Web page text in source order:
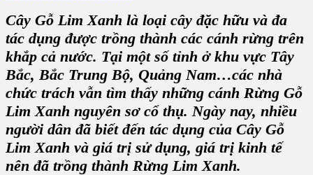
Cây Gỗ Lim Xanh là loại cây đặc hữu và đa
tác dụng được trồng thành các cánh rừng trên
khắp cả nước. Tại một số tỉnh ở khu vực Tây
Bắc, Bắc Trung Bộ, Quảng Nam…các nhà
chức trách vẫn tìm thấy những cánh Rừng Gỗ
Lim Xanh nguyên sơ cổ thụ. Ngày nay, nhiều
người dân đã biết đến tác dụng của Cây Gỗ
Lim Xanh và giá trị sử dụng, giá trị kinh tế
nên đã trồng thành Rừng Lim Xanh.